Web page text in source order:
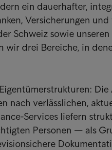
ein dauerhafter,
Versicherungen
Schweiz sowie
wir drei Bereiche, in
nach verlässlichen,
Services liefern
Personen — als